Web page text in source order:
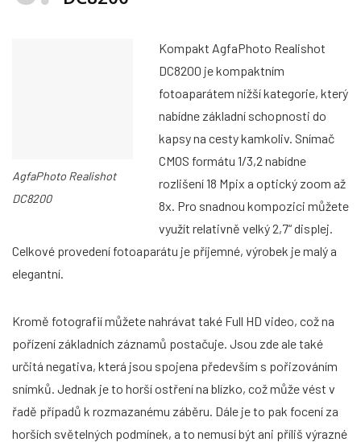
AgfaPhoto Realishot
DC8200
Kompakt AgfaPhoto Realishot
DC8200 je kompaktním
fotoaparátem nižší kategorie, který
nabídne základní schopnosti do
kapsy na cesty kamkoliv. Snímač
CMOS formátu 1/3,2 nabídne
rozlišení 18 Mpix a optický zoom až
8x. Pro snadnou kompozici můžete
využít relativně velký 2,7“ displej.
Celkové provedení fotoaparátu je příjemné, výrobek je malý a
elegantní.
Kromě fotografií můžete nahrávat také Full HD video, což na
pořízení základních záznamů postačuje. Jsou zde ale také
určitá negativa, která jsou spojena především s pořizováním
snímků. Jednak je to horší ostření na blízko, což může vést v
řadě případů k rozmazanému záběru. Dále je to pak focení za
horších světelných podmínek, a to nemusí být ani příliš výrazné